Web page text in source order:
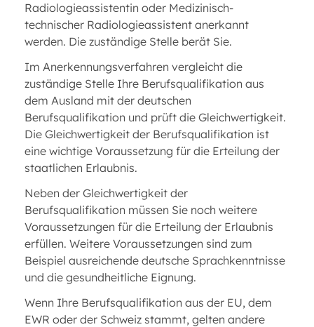
Radiologieassistentin oder Medizinisch-
technischer Radiologieassistent anerkannt
werden. Die zuständige Stelle berät Sie.
Im Anerkennungsverfahren vergleicht die
zuständige Stelle Ihre Berufsqualifikation aus
dem Ausland mit der deutschen
Berufsqualifikation und prüft die Gleichwertigkeit.
Die Gleichwertigkeit der Berufsqualifikation ist
eine wichtige Voraussetzung für die Erteilung der
staatlichen Erlaubnis.
Neben der Gleichwertigkeit der
Berufsqualifikation müssen Sie noch weitere
Voraussetzungen für die Erteilung der Erlaubnis
erfüllen. Weitere Voraussetzungen sind zum
Beispiel ausreichende deutsche Sprachkenntnisse
und die gesundheitliche Eignung.
Wenn Ihre Berufsqualifikation aus der EU, dem
EWR oder der Schweiz stammt, gelten andere